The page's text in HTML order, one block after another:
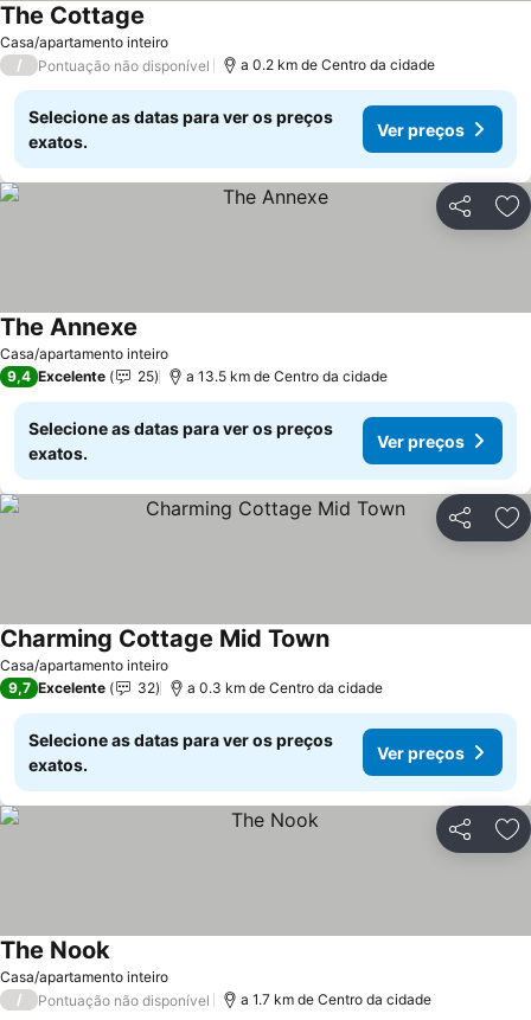
Casa/apartamento inteiro
The Cottage
/ Pontuação não disponível a 0.2 km de Centro da cidade
Selecione as datas para ver os preços
exatos.
Ver preços
Partilhar
Casa/apartamento inteiro
The Annexe
9,4 Excelente 25 a 13.5 km de Centro da cidade
Selecione as datas para ver os preços
exatos.
Ver preços
Partilhar
Casa/apartamento inteiro
Charming Cottage Mid TownVer preços
9,7 Excelente 32 a 0.3 km de Centro da cidade
Selecione as datas para ver os preços
exatos.
Ver preços
Partilhar
Casa/apartamento inteiro
The NookVer preços
/ Pontuação não disponível a 1.7 km de Centro da cidade